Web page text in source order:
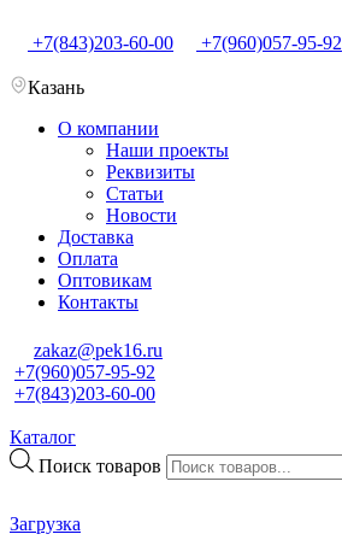
+7(843)203-60-00 +7(960)057-95-92
Казань
О компании
Наши проекты
Реквизиты
Статьи
Новости
Доставка
Оплата
Оптовикам
Контакты
zakaz@pek16.ru
+7(960)057-95-92
+7(843)203-60-00
Каталог
Поиск товаров
Загрузка